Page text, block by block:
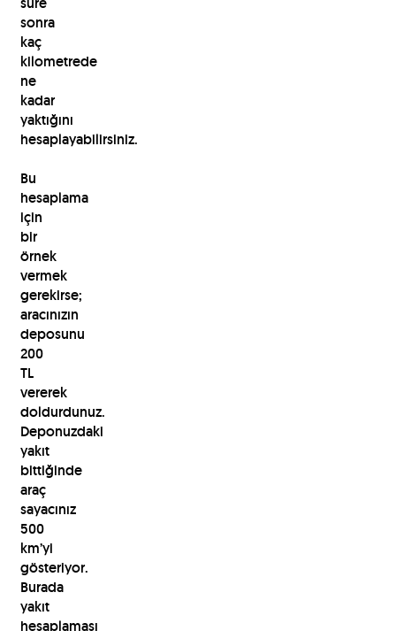
sonra
kaç
kilometrede
ne
kadar
yaktığını
hesaplayabilirsiniz.
Bu
hesaplama
için
bir
örnek
vermek
gerekirse;
aracınızın
deposunu
200
TL
vererek
doldurdunuz.
Deponuzdaki
yakıt
bittiğinde
araç
sayacınız
500
km’yi
gösteriyor.
Burada
yakıt
hesaplaması